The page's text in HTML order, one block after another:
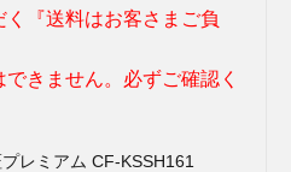
『送料はお客さまご負
きません。必ずご確認く
レミアム CF-KSSH161